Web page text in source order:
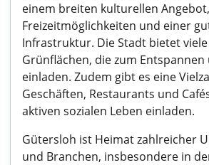
einem breiten kulturellen
Freizeitmöglichkeiten und einer
Infrastruktur. Die Stadt bietet
Grünflächen, die zum
einladen. Zudem gibt es eine
Geschäften, Restaurants und
aktiven sozialen Leben einladen.
Gütersloh ist Heimat zahlreicher
und Branchen, insbesondere in